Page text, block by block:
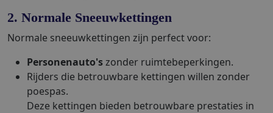
2. Normale Sneeuwkettingen
Normale sneeuwkettingen zijn perfect voor:
Personenauto'szonder ruimtebeperkingen.
Rijders die betrouwbare kettingen willen zonder
poespas.
Deze kettingen bieden betrouwbare prestaties in